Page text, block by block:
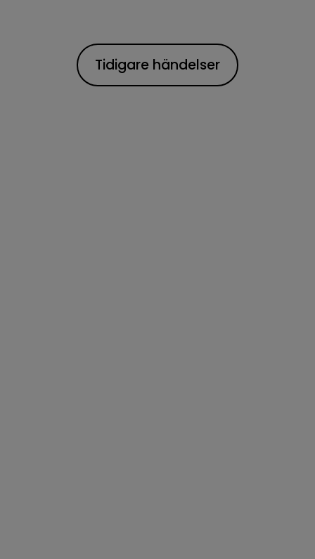
Tidigare händelser